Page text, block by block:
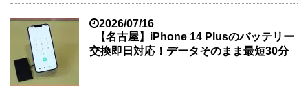
2026/07/16
【名古屋】iPhone 14 Plusのバッテリー
交換即日対応！データそのまま最短30分